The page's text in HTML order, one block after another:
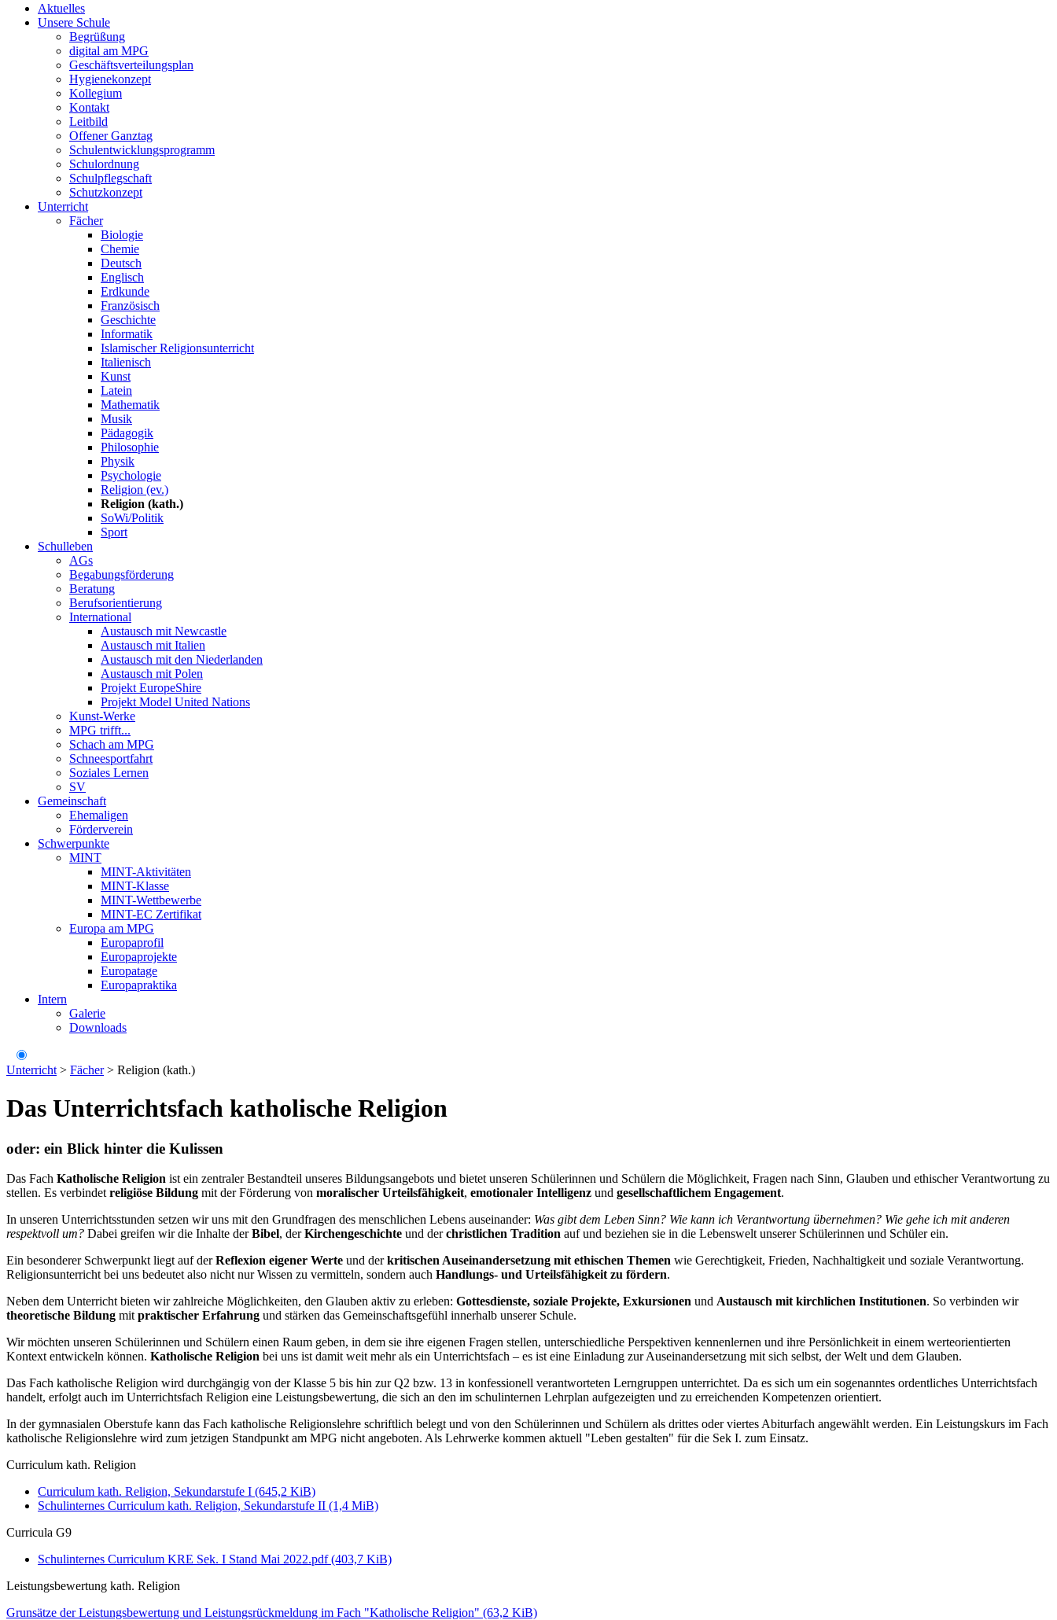
Aktuelles
Unsere Schule
Begrüßung
digital am MPG
Geschäftsverteilungsplan
Hygienekonzept
Kollegium
Kontakt
Leitbild
Offener Ganztag
Schulentwicklungsprogramm
Schulordnung
Schulpflegschaft
Schutzkonzept
Unterricht
Fächer
Biologie
Chemie
Deutsch
Englisch
Erdkunde
Französisch
Geschichte
Informatik
Islamischer Religionsunterricht
Italienisch
Kunst
Latein
Mathematik
Musik
Pädagogik
Philosophie
Physik
Psychologie
Religion (ev.)
Religion (kath.)
SoWi/Politik
Sport
Schulleben
AGs
Begabungsförderung
Beratung
Berufsorientierung
International
Austausch mit Newcastle
Austausch mit Italien
Austausch mit den Niederlanden
Austausch mit Polen
Projekt EuropeShire
Projekt Model United Nations
Kunst-Werke
MPG trifft...
Schach am MPG
Schneesportfahrt
Soziales Lernen
SV
Gemeinschaft
Ehemaligen
Förderverein
Schwerpunkte
MINT
MINT-Aktivitäten
MINT-Klasse
MINT-Wettbewerbe
MINT-EC Zertifikat
Europa am MPG
Europaprofil
Europaprojekte
Europatage
Europapraktika
Intern
Galerie
Downloads
Unterricht > Fächer> Religion (kath.)
Das Unterrichtsfach katholische Religion
oder: ein Blick hinter die Kulissen
Das Fach Katholische Religion ist ein zentraler Bestandteil unseres Bildungsangebots und bietet unseren Schülerinnen und Schülern die Möglichkeit, Fragen nach Sinn, Glauben und ethischer Verantwortung zu
stellen. Es verbindetreligiöse Bildung mit der Förderung von moralischer Urteilsfähigkeit, emotionaler Intelligenz und gesellschaftlichem Engagement.
In unseren Unterrichtsstunden setzen wir uns mit den Grundfragen des menschlichen Lebens auseinander: Was gibt dem Leben Sinn? Wie kann ich Verantwortung übernehmen? Wie gehe ich mit anderen
respektvoll um? Dabei greifen wir die Inhalte derBibel, derKirchengeschichte und derchristlichen Tradition auf und beziehen sie in die Lebenswelt unserer Schülerinnen und Schüler ein.
Ein besonderer Schwerpunkt liegt auf derReflexion eigener Werte und derkritischen Auseinandersetzung mit ethischen Themen wie Gerechtigkeit, Frieden, Nachhaltigkeit und soziale Verantwortung.
Religionsunterricht bei uns bedeutet also nicht nur Wissen zu vermitteln, sondern auch Handlungs- und Urteilsfähigkeit zu fördern.
Neben dem Unterricht bieten wir zahlreiche Möglichkeiten, den Glauben aktiv zu erleben: Gottesdienste, soziale Projekte, Exkursionen und Austausch mit kirchlichen Institutionen. So verbinden wir
theoretische Bildung mitpraktischer Erfahrung und stärken das Gemeinschaftsgefühl innerhalb unserer Schule.
Wir möchten unseren Schülerinnen und Schülern einen Raum geben, in dem sie ihre eigenen Fragen stellen, unterschiedliche Perspektiven kennenlernen und ihre Persönlichkeit in einem werteorientierten
Kontext entwickeln können. Katholische Religion bei uns ist damit weit mehr als ein Unterrichtsfach – es ist eine Einladung zur Auseinandersetzung mit sich selbst, der Welt und dem Glauben.
Das Fach katholische Religion wird durchgängig von der Klasse 5 bis hin zur Q2 bzw. 13 in konfessionell verantworteten Lerngruppen unterrichtet. Da es sich um ein sogenanntes ordentliches Unterrichtsfach
handelt, erfolgt auch im Unterrichtsfach Religion eine Leistungsbewertung, die sich an den im schulinternen Lehrplan aufgezeigten und zu erreichenden Kompetenzen orientiert.
In der gymnasialen Oberstufe kann das Fach katholische Religionslehre schriftlich belegt und von den Schülerinnen und Schülern als drittes oder viertes Abiturfach angewählt werden. Ein Leistungskurs im Fach
katholische Religionslehre wird zum jetzigen Standpunkt am MPG nicht angeboten. Als Lehrwerke kommen aktuell "Leben gestalten" für die Sek I. zum Einsatz.
Curriculum kath. Religion
Curriculum kath. Religion, Sekundarstufe I (645,2 KiB)
Schulinternes Curriculum kath. Religion, Sekundarstufe II (1,4 MiB)
Curricula G9
Schulinternes Curriculum KRE Sek. I Stand Mai 2022.pdf(403,7 KiB)
Leistungsbewertung kath. Religion
Grunsätze der Leistungsbewertung und Leistungsrückmeldung im Fach "Katholische Religion" (63,2 KiB)